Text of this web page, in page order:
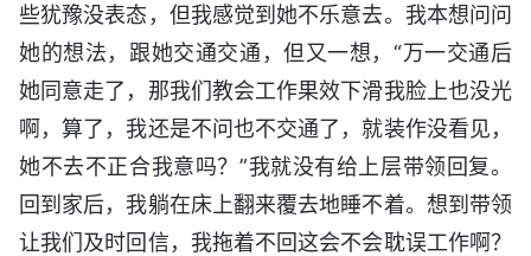
些犹豫没表态，但我感觉到她不乐意去。我本想问问
她的想法，跟她交通交通，但又一想，“万一交通后
她同意走了，那我们教会工作果效下滑我脸上也没光
啊，算了，我还是不问也不交通了，就装作没看见，
她不去不正合我意吗？”我就没有给上层带领回复。
回到家后，我躺在床上翻来覆去地睡不着。想到带领
让我们及时回信，我拖着不回这会不会耽误工作啊？